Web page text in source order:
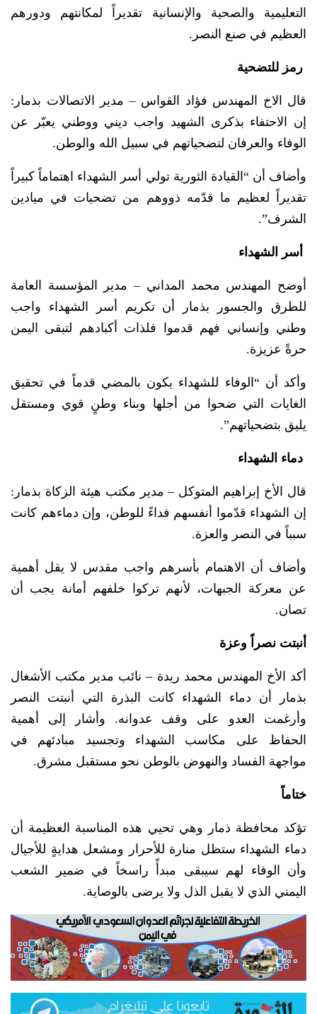
التعليمية والصحية والإنسانية تقديراً لمكانتهم ودورهم
العظيم في صنع النصر.
رمز للتضحية
قال الاخ المهندس فؤاد القواس – مدير الاتصالات بذمار:
إن الاحتفاء بذكرى الشهيد واجب ديني ووطني يعبّر عن
الوفاء والعرفان لتضحياتهم في سبيل الله والوطن.
وأضاف أن “القيادة الثورية تولي أسر الشهداء اهتماماً كبيراً
تقديراً لعظيم ما قدّمه ذووهم من تضحيات في ميادين
الشرف”.
أسر الشهداء
أوضح المهندس محمد المداني – مدير المؤسسة العامة
للطرق والجسور بذمار أن تكريم أسر الشهداء واجب
وطني وإنساني فهم قدموا فلذات أكبادهم لتبقى اليمن
حرةً عزيزة.
وأكد أن “الوفاء للشهداء يكون بالمضي قدماً في تحقيق
الغايات التي ضحوا من أجلها وبناء وطنٍ قوي ومستقل
يليق بتضحياتهم”.
دماء الشهداء
قال الأخ إبراهيم المتوكل – مدير مكتب هيئة الزكاة بذمار:
إن الشهداء قدّموا أنفسهم فداءً للوطن، وإن دماءهم كانت
سبباً في النصر والعزة.
وأضاف أن الاهتمام بأسرهم واجب مقدس لا يقل أهمية
عن معركة الجبهات، لأنهم تركوا خلفهم أمانة يجب أن
تصان.
أنبتت نصراً وعزة
أكد الأخ المهندس محمد ريدة – نائب مدير مكتب الأشغال
بذمار أن دماء الشهداء كانت البذرة التي أنبتت النصر
وأرغمت العدو على وقف عدوانه. وأشار إلى أهمية
الحفاظ على مكاسب الشهداء وتجسيد مبادئهم في
مواجهة الفساد والنهوض بالوطن نحو مستقبل مشرق.
ختاماً
تؤكد محافظة ذمار وهي تحيي هذه المناسبة العظيمة أن
دماء الشهداء ستظل منارة للأحرار ومشعل هدايةٍ للأجيال
وأن الوفاء لهم سيبقى مبدأً راسخاً في ضمير الشعب
اليمني الذي لا يقبل الذل ولا يرضى بالوصاية.